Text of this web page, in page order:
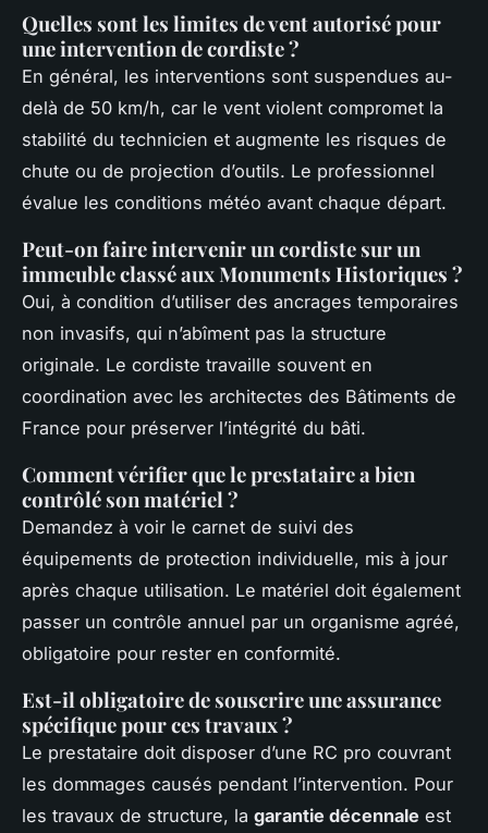
Quelles sont les limites de vent autorisé pour
une intervention de cordiste ?
En général, les interventions sont suspendues au-
delà de 50 km/h, car le vent violent compromet la
stabilité du technicien et augmente les risques de
chute ou de projection d’outils. Le professionnel
évalue les conditions météo avant chaque départ.
Peut-on faire intervenir un cordiste sur un
immeuble classé aux Monuments Historiques ?
Oui, à condition d’utiliser des ancrages temporaires
non invasifs, qui n’abîment pas la structure
originale. Le cordiste travaille souvent en
coordination avec les architectes des Bâtiments de
France pour préserver l’intégrité du bâti.
Comment vérifier que le prestataire a bien
contrôlé son matériel ?
Demandez à voir le carnet de suivi des
équipements de protection individuelle, mis à jour
après chaque utilisation. Le matériel doit également
passer un contrôle annuel par un organisme agréé,
obligatoire pour rester en conformité.
Est-il obligatoire de souscrire une assurance
spécifique pour ces travaux ?
Le prestataire doit disposer d’une RC pro couvrant
les dommages causés pendant l’intervention. Pour
les travaux de structure, la garantie décennale est